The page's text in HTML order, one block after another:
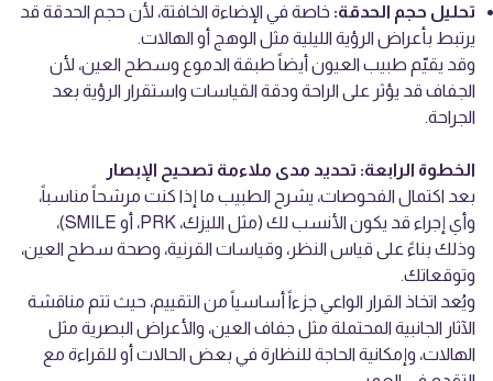
تحليل حجم الحدقة: خاصة في الإضاءة الخافتة، لأن حجم الحدقة قد
يرتبط بأعراض الرؤية الليلية مثل الوهج أو الهالات.
وقد يقيّم طبيب العيون أيضاً طبقة الدموع وسطح العين، لأن
الجفاف قد يؤثر على الراحة ودقة القياسات واستقرار الرؤية بعد
الجراحة.
الخطوة الرابعة: تحديد مدى ملاءمة تصحيح الإبصار
بعد اكتمال الفحوصات، يشرح الطبيب ما إذا كنت مرشحاً مناسباً،
وأي إجراء قد يكون الأنسب لك (مثل الليزك، PRK، أو SMILE)،
وذلك بناءً على قياس النظر، وقياسات القرنية، وصحة سطح العين،
وتوقعاتك.
ويُعد اتخاذ القرار الواعي جزءاً أساسياً من التقييم، حيث تتم مناقشة
الآثار الجانبية المحتملة مثل جفاف العين، والأعراض البصرية مثل
الهالات، وإمكانية الحاجة للنظارة في بعض الحالات أو للقراءة مع